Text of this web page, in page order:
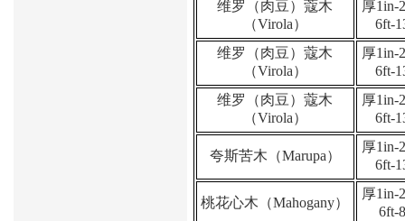
维罗（肉豆）蔻木
（Virola）
厚1in-
6ft-
维罗（肉豆）蔻木
（Virola）
厚1in-
6ft-
维罗（肉豆）蔻木
（Virola）
厚1in-
6ft-
夸斯苦木（Marupa）
厚1in-
6ft-
桃花心木（Mahogany）
厚1in-
6ft-